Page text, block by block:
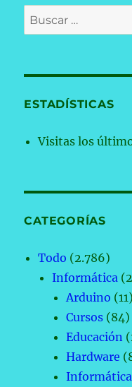
Buscar
por:
ESTADÍSTICAS
Visitas los
CATEGORÍAS
Todo (2.786)
Informática
Arduino (11)
Cursos (84)
Educación
Hardware